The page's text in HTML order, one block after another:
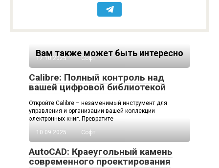
Вам также может быть интересно
17.10.2025 Софт
Calibre: Полный контроль над
вашей цифровой библиотекой
Откройте Calibre – незаменимый инструмент для
управления и организации вашей коллекции
электронных книг. Превратите
10.09.2025
Софт
AutoCAD: Краеугольный камень
современного проектирования